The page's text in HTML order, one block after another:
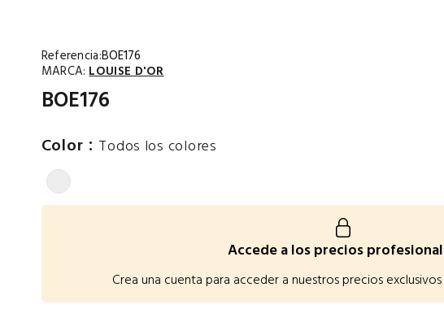
Referencia:BOE176
MARCA: LOUISE D'OR
BOE176
Color : Todos los colores
Accede a los precios
Crea una cuenta para acceder a nuestros precios